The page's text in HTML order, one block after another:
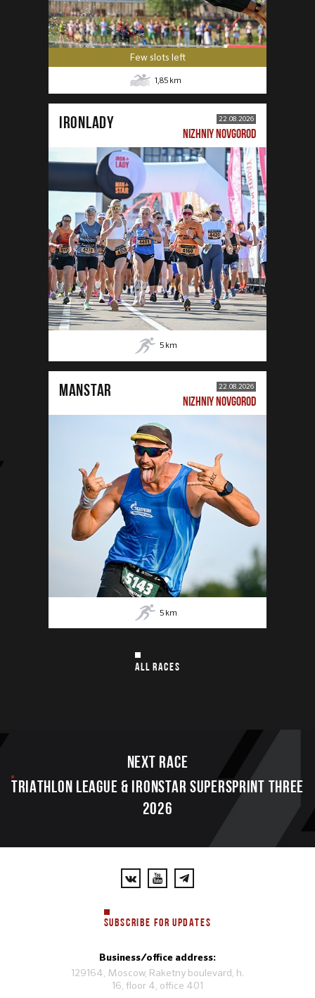
Few slots left
1,85 km
IRONLADY 22.08.2026
NIZHNIY NOVGOROD
5 km
MANSTAR 22.08.2026
NIZHNIY NOVGOROD
5 km
ALL RACES
Next race
TRIATHLON LEAGUE & IRONSTAR SUPERSPRINT THREE
2026
SUBSCRIBE FOR UPDATES
Business/office address:
129164, Moscow, Raketny boulevard, h.
16, floor 4, office 401